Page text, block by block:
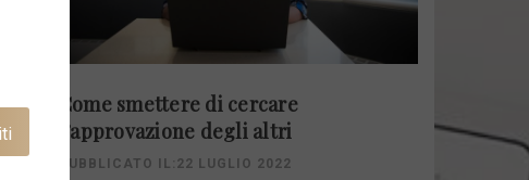
Come smettere di cercare
l’approvazione degli altri
PUBBLICATO IL:22 LUGLIO 2022